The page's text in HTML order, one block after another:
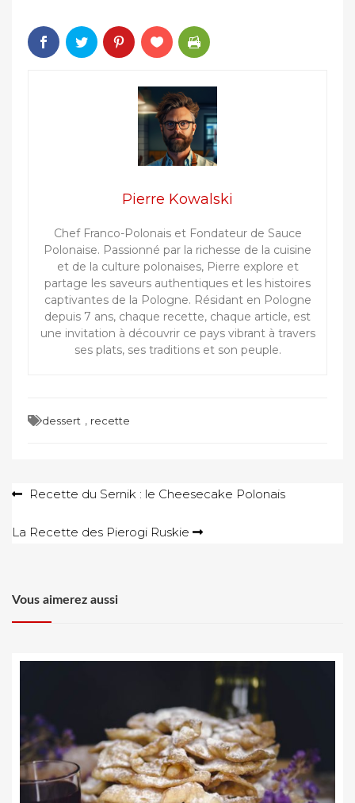
Pierre Kowalski
Chef Franco-Polonais et Fondateur de Sauce
Polonaise. Passionné par la richesse de la cuisine
et de la culture polonaises, Pierre explore et
partage les saveurs authentiques et les histoires
captivantes de la Pologne. Résidant en Pologne
depuis 7 ans, chaque recette, chaque article, est
une invitation à découvrir ce pays vibrant à travers
ses plats, ses traditions et son peuple.
dessert , recette
Navigation
Recette du Sernik : le Cheesecake Polonais
La Recette des Pierogi Ruskie
Vous aimerez aussi